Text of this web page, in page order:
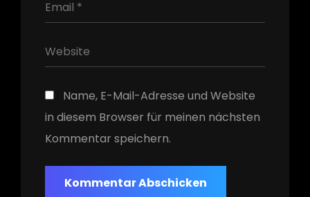
Name, E-Mail-Adresse und Website
in diesem Browser für meinen nächsten
Kommentar speichern.